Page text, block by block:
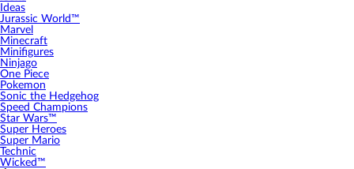
Ideas
Jurassic World™
Marvel
Minecraft
Minifigures
Ninjago
One Piece
Pokemon
Sonic the Hedgehog
Speed Champions
Star Wars™
Super Heroes
Super Mario
Technic
Wicked™